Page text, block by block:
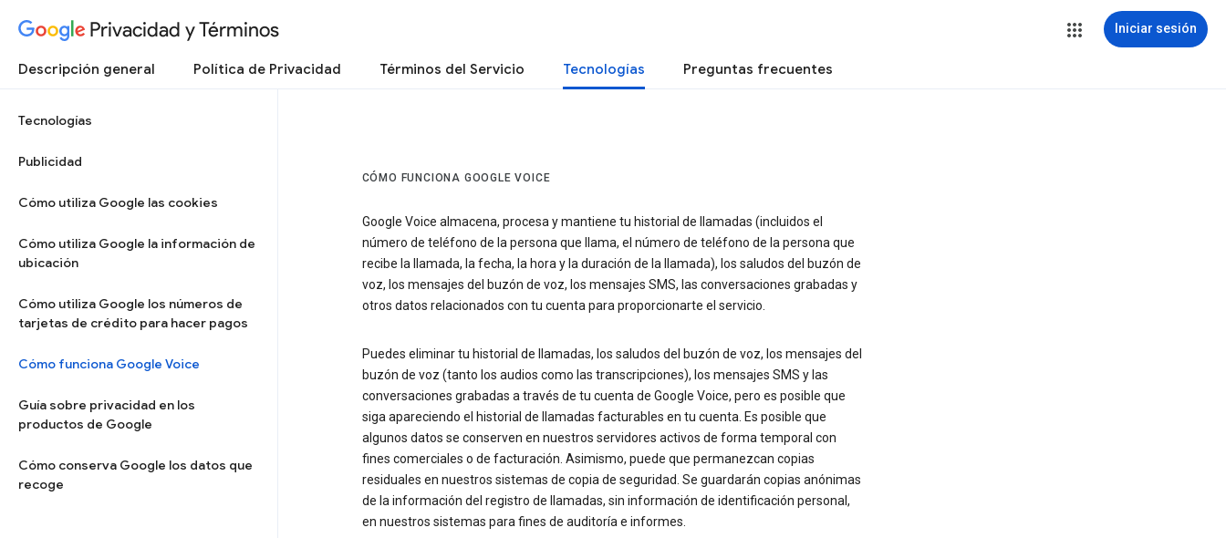
Privacidad y Términos Iniciar sesión
Descripción general Política de Privacidad Términos del Servicio Tecnologías Preguntas frecuentes
Tecnologías
Publicidad
Cómo utiliza Google las cookies
Cómo utiliza Google la información de
ubicación
Cómo utiliza Google los números de
tarjetas de crédito para hacer pagos
Cómo funciona Google Voice
Guía sobre privacidad en los
productos de Google
Cómo conserva Google los datos que
recoge
CÓMO FUNCIONA GOOGLE VOICE
Google Voice almacena, procesa y mantiene tu historial de llamadas (incluidos el
número de teléfono de la persona que llama, el número de teléfono de la persona que
recibe la llamada, la fecha, la hora y la duración de la llamada), los saludos del buzón de
voz, los mensajes del buzón de voz, los mensajes SMS, las conversaciones grabadas y
otros datos relacionados con tu cuenta para proporcionarte el servicio.
Puedes eliminar tu historial de llamadas, los saludos del buzón de voz, los mensajes del
buzón de voz (tanto los audios como las transcripciones), los mensajes SMS y las
conversaciones grabadas a través de tu cuenta de Google Voice, pero es posible que
siga apareciendo el historial de llamadas facturables en tu cuenta. Es posible que
algunos datos se conserven en nuestros servidores activos de forma temporal con
fines comerciales o de facturación. Asimismo, puede que permanezcan copias
residuales en nuestros sistemas de copia de seguridad. Se guardarán copias anónimas
de la información del registro de llamadas, sin información de identificación personal,
en nuestros sistemas para fines de auditoría e informes.